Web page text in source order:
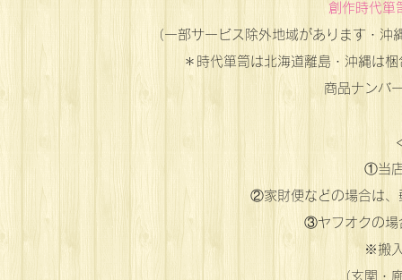
創作時代箪
（一部サービス除外地域があります・
＊時代箪笥は北海道離島・沖縄は
商品ナンバ
①当
②家財便などの場合は、
③ヤフオクの場
※搬
（玄関・